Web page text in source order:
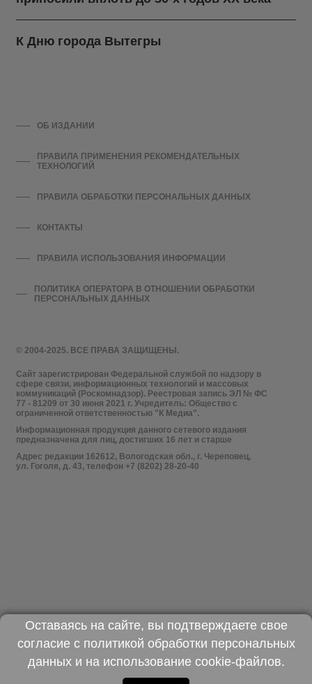
К Дню города Вытегры
© 2004-2025. ВСЕ ПРАВА ЗАЩИЩЕНЫ.
Сайт зарегистрирован Федеральной службой по надзору в
сфере связи, информационных технологий и массовых
коммуникаций (Роскомнадзор). Реестровая запись ЭЛ № ФС
77 - 81209 от 30 июня 2021 г. Учредитель: Общество с
ограниченной ответственностью "К Медиа".
Информационная продукция данного сетевого издания
предназначена для лиц, достигших 16 лет и старше
Адрес редакции 162612, Вологодская обл., г. Череповец,
ул. Гоголя, д. 43, телефон +7 (8202) 28-20-40
ОБ ИЗДАНИИ
ПРАВИЛА ПРИМЕНЕНИЯ РЕКОМЕНДАТЕЛЬНЫХ
ТЕХНОЛОГИЙ
ПРАВИЛА ОБРАБОТКИ ПЕРСОНАЛЬНЫХ ДАННЫХ
КОНТАКТЫ
ПРАВИЛА ИСПОЛЬЗОВАНИЯ ИНФОРМАЦИИ
ПОЛИТИКА ОПЕРАТОРА В ОТНОШЕНИИ ОБРАБОТКИ
ПЕРСОНАЛЬНЫХ ДАННЫХ
Оставаясь на сайте, вы подтверждаете свое
согласие с политикой обработки персональных
данныхи на использование cookie-файлов.